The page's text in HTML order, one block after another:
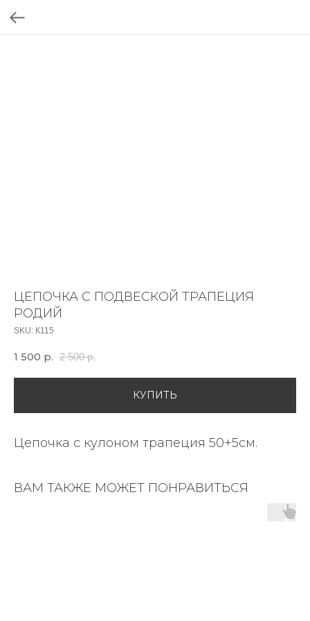
ЦЕПОЧКА С ПОДВЕСКОЙ ТРАПЕЦИЯ
РОДИЙ
SKU: К115
1 500 р. 2 500 р.
КУПИТЬ
Цепочка с кулоном трапеция 50+5см.
ВАМ ТАКЖЕ МОЖЕТ ПОНРАВИТЬСЯ